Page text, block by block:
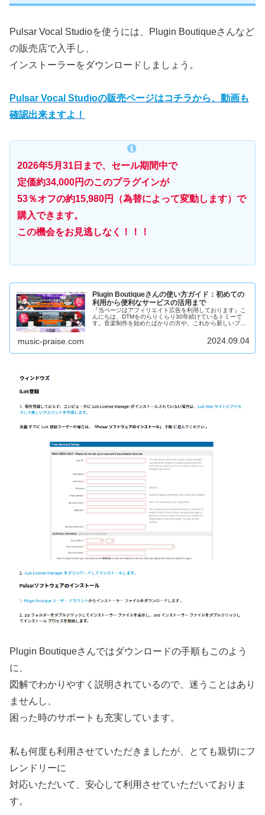
Pulsar Vocal Studioを使うには、Plugin Boutiqueさんなど
の販売店で入手し、
インストーラーをダウンロードしましょう。
Pulsar Vocal Studioの販売ページはコチラから、動画も
確認出来ますよ！
2026年5月31日まで、セール期間中で
定価約34,000円のこのプラグインが
53％オフの約15,980円（為替によって変動します）で
購入できます。
この機会をお見逃しなく！！！
Plugin Boutiqueさんの使い方ガイド：初めての
利用から便利なサービスの活用まで
『当ページはアフィリエイト広告を利用しております』こ
んにちは、DTMをのらりくらり30年続けているトミーで
す。音楽制作を始めたばかりの方や、これから新しいプラ
music-praise.com 2024.09.04
Plugin Boutiqueさんではダウンロードの手順もこのよう
に、
図解でわかりやすく説明されているので、迷うことはあり
ませんし、
困った時のサポートも充実しています。
私も何度も利用させていただきましたが、とても親切にフ
レンドリーに
対応いただいて、安心して利用させていただいておりま
す。